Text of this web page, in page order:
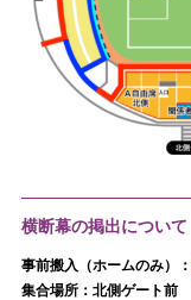
横断幕の掲出について
事前搬入（ホームのみ）：
集合場所：北側ゲート前